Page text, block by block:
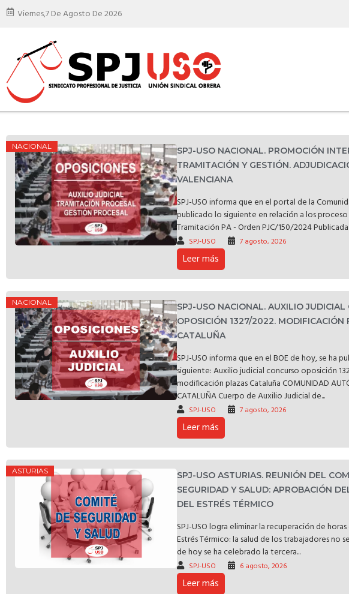
Viernes,7 De Agosto De 2026
NACIONAL
SPJ-USO NACIONAL. PROMOCIÓN
TRAMITACIÓN Y GESTIÓN.
VALENCIANA
SPJ-USO informa que en el portal de la
publicado lo siguiente en relación a los proceso
Tramitación PA - Orden PJC/150/2024 Publicada
SPJ-USO 7 agosto, 2026
Leer más
NACIONAL
SPJ-USO NACIONAL. AUXILIO JUDICIAL
OPOSICIÓN 1327/2022. MODIFICACIÓN
CATALUÑA
SPJ-USO informa que en el BOE de hoy, se ha
siguiente: Auxilio judicial concurso oposición
modificación plazas Cataluña COMUNIDAD
CATALUÑA Cuerpo de Auxilio Judicial de...
SPJ-USO 7 agosto, 2026
Leer más
ASTURIAS
SPJ-USO ASTURIAS. REUNIÓN DEL
SEGURIDAD Y SALUD: APROBACIÓN
DEL ESTRÉS TÉRMICO
SPJ-USO logra eliminar la recuperación de
Estrés Térmico: la salud de los trabajadores no
de hoy se ha celebrado la tercera...
SPJ-USO 6 agosto, 2026
Leer más